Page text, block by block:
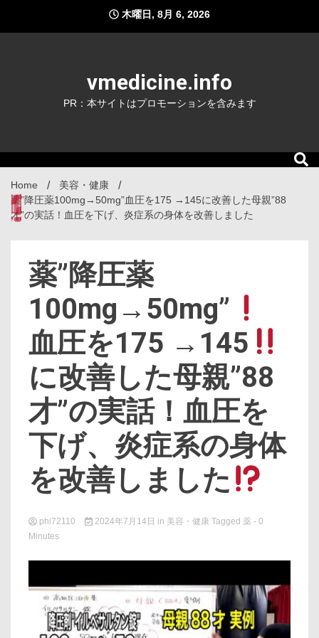
content
木曜日, 8月 6, 2026
vmedicine.info
PR：本サイトはプロモーションを含みます
Home
美容・健康
薬”降圧薬100mg→50mg”血圧を175 →145に改善した母親”88
才”の実話！血圧を下げ、炎症系の身体を改善しました
薬”降圧薬
100mg→50mg”
血圧を175 →145
に改善した母親”88
才”の実話！血圧を
下げ、炎症系の身体
を改善しました
phi72110 2024年7月14日 in 美容・健康 Tagged 薬 - 0
Minutes